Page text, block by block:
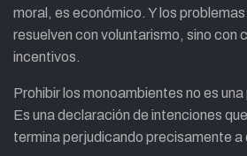
moral, es económico. Y los
resuelven con voluntarismo, sino con
incentivos.
Prohibir los monoambientes no es
Es una declaración de intenciones
termina perjudicando precisamente a